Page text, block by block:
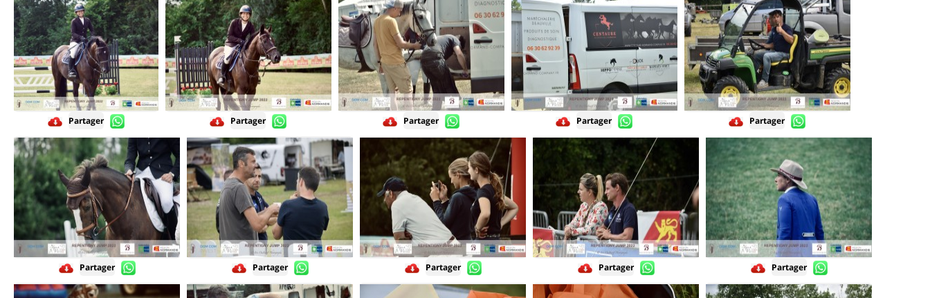
Partager Partager Partager Partager Partager
Partager Partager Partager Partager Partager